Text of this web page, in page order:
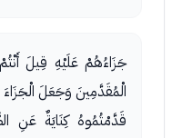
جَزَاءُهُمْ عَلَيْهِ قِيلَ
الْمُقَدَّمِينَ وَجَعَلَ
قَدَّمْتُمُوهُ كِنَايَةٌ عَنِ